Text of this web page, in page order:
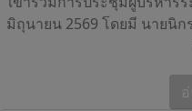
มิถุนายน 2569 โดยมี นายนิ